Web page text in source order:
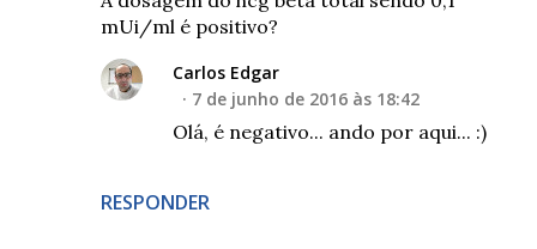
mUi/ml é positivo?
RESPONDER
Carlos Edgar
7 de junho de 2016 às 18:42
Olá, é negativo... ando por aqui... :)